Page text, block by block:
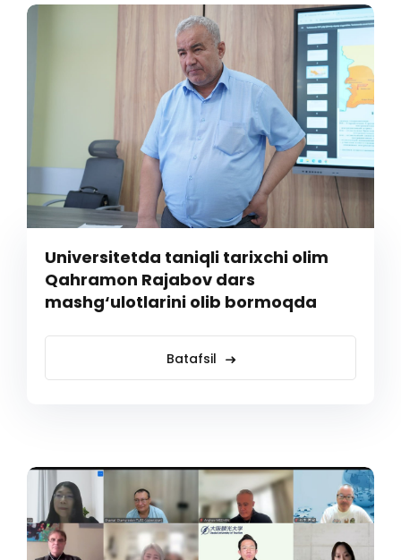
Universitetda taniqli tarixchi olim
Qahramon Rajabov dars
mashg‘ulotlarini olib bormoqda
Batafsil